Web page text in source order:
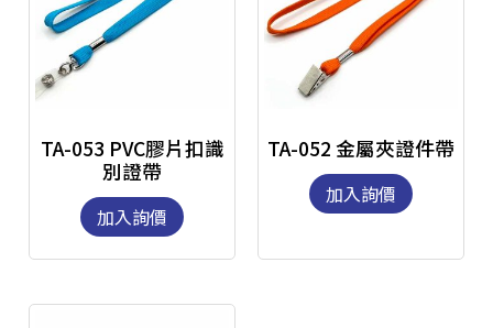
TA-053 PVC膠片扣識
別證帶
加入詢價
TA-052 金屬夾證件帶
加入詢價